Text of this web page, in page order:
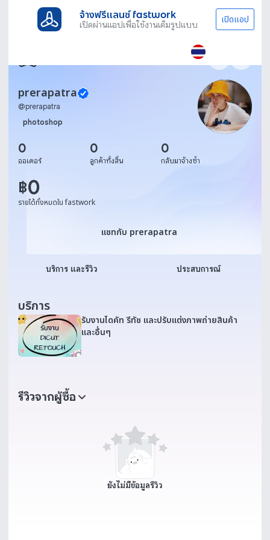
จ้างฟรีแลนซ์ fastwork
เปิดผ่านแอปเพื่อใช้งานเต็มรูปแบบ เปิดแอป
prerapatra
@prerapatra
photoshop
0
ออเดอร์
0
ลูกค้าทั้งสิ้น
0
กลับมาจ้างซ้ำ
฿0
รายได้ทั้งหมดใน fastwork
แชทกับ prerapatra
แชทกับ prerapatra
บริการ และรีวิว ประสบการณ์
บริการ
รับงานไดคัท รีทัช และปรับแต่งภาพถ่ายสินค้า
และอื่นๆ
รีวิวจากผู้ซื้อ
ยังไม่มีข้อมูลรีวิว